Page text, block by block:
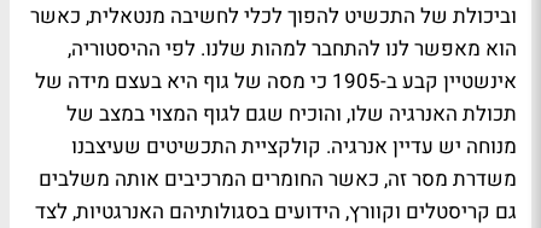
וביכולת של התכשיט להפוך לכלי לחשיבה מנטאלית, כאשר
הוא מאפשר לנו להתחבר למהות שלנו. לפי ההיסטוריה,
אינשטיין קבע ב-1905 כי מסה של גוף היא בעצם מידה של
תכולת האנרגיה שלו, והוכיח שגם לגוף המצוי במצב של
מנוחה יש עדיין אנרגיה. קולקציית התכשיטים שעיצבנו
משדרת מסר זה, כאשר החומרים המרכיבים אותה משלבים
גם קריסטלים וקוורץ, הידועים בסגולותיהם האנרגטיות, לצד